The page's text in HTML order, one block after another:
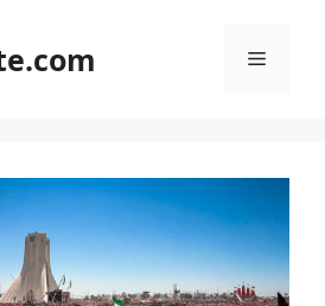
Menu